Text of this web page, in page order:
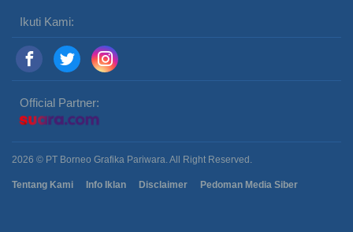
Ikuti Kami:
Official Partner:
2026 © PT Borneo Grafika Pariwara. All Right Reserved.
Tentang Kami Info Iklan Disclaimer Pedoman Media Siber